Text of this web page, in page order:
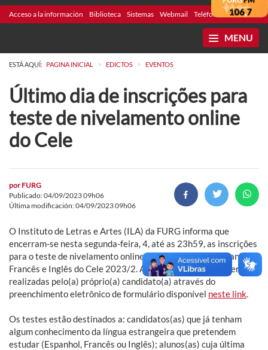
Acceso a la información Biblioteca Sistemas Webmail Teléfonos Licitaciones
MENU
ESTÁ AQUÍ: PAGINA INICIAL > EDICTOS > EVENTOS
Último dia de inscrições para
teste de nivelamento online
do Cele
por FURG
Publicado: 04/09/2023 09h06
Última modificación: 04/09/2023 09h06
O Instituto de Letras e Artes (ILA) da FURG informa que
encerram-se nesta segunda-feira, 4, até as 23h59, as inscrições
para o teste de nivelamento online para os cursos de Espanhol,
Francês e Inglês do Cele 2023/2. As inscrições deverão ser
realizadas pelo(a) próprio(a) candidato(a) através do
preenchimento eletrônico de formulário disponível neste link
Os testes estão destinados a: candidatos(as) que já tenham
algum conhecimento da língua estrangeira que pretendem
estudar (Espanhol, Francês ou Inglês); alunos(as) cuja última